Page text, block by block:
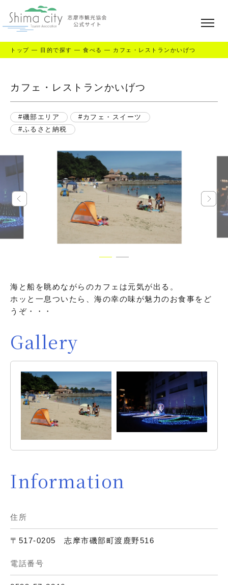
トップ — 目的で探す — 食べる — カフェ・レストランかいげつ
カフェ・レストランかいげつ
磯部エリア
カフェ・スイーツ
ふるさと納税
海と船を眺めながらのカフェは元気が出る。
ホッと一息ついたら、海の幸の味が魅力のお食事をど
うぞ・・・
Gallery
Information
住所
〒517-0205 志摩市磯部町渡鹿野516
電話番号